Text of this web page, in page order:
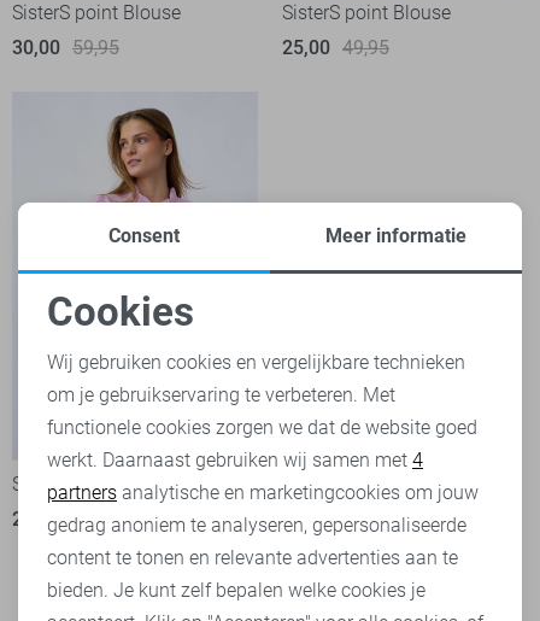
SisterS point Blouse
30,00 59,95
SisterS point Blouse
25,00 49,95
-50%
SisterS point Blouse
25,00 49,95
Filter 2
Noodzakelijke cookies
Personalisatie cookies
Analytische cookies
Marketing cookies
Consent Meer informatie
Cookies
Wij gebruiken cookies en vergelijkbare technieken
om je gebruikservaring te verbeteren. Met
functionele cookies zorgen we dat de website goed
werkt. Daarnaast gebruiken wij samen met 4
partners analytische en marketingcookies om jouw
gedrag anoniem te analyseren, gepersonaliseerde
content te tonen en relevante advertenties aan te
bieden. Je kunt zelf bepalen welke cookies je